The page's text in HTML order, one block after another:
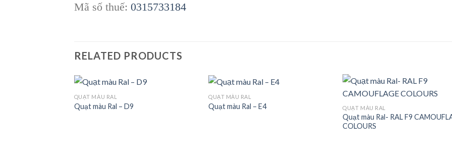
Mã số thuế: 0315733184
RELATED PRODUCTS
QUẠT MÀU RAL
Quạt màu Ral – D9
QUẠT MÀU RAL
Quạt màu Ral – E4 QUẠT MÀU RAL
Quạt màu Ral- RAL F9
COLOURS